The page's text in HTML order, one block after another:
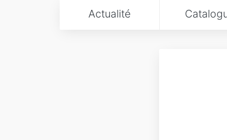
Actualité